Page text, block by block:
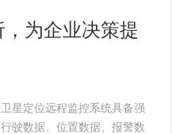
为企业决策提
星定位远程监控系统具备强
驶数据、位置数据、报警数